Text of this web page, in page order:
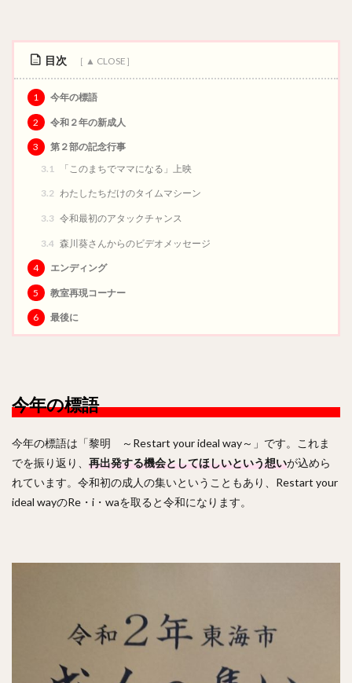
目次
1 今年の標語
2 令和２年の新成人
3
第２部の記念行事
3.1
「このまちでママになる」上映
3.2 わたしたちだけのタイムマシーン
3.3 令和最初のアタックチャンス
3.4 森川葵さんからのビデオメッセージ
4 エンディング
5 教室再現コーナー
6 最後に
今年の標語
今年の標語は「黎明 ～Restart your ideal way～」です。これま
でを振り返り、 再出発する機会としてほしいという想いが込めら
れています。令和初の成人の集いということもあり、Restart your
ideal wayのRe・i・waを取ると令和になります。
呻吟語
格言
森川葵
呂新吾 榊原有佑
二宮尊徳
橋本聖子
久松倫子
中尾博憲
検索